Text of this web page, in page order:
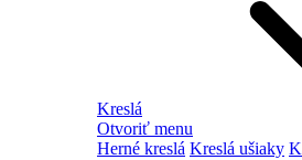
Kreslá
Otvoriť menu
Herné kreslá Kreslá ušiaky